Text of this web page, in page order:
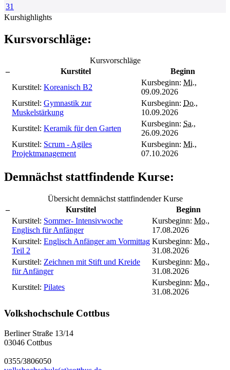
31
Kurshighlights
Kursvorschläge:
Kursvorschläge
–
Kurstitel
Beginn
Kurstitel: Koreanisch B2
Kursbeginn: Mi.,
09.09.2026
Kurstitel: Gymnastik zur
Muskelstärkung
Kursbeginn: Do.,
10.09.2026
Kurstitel: Keramik für den Garten
Kursbeginn: Sa.,
26.09.2026
Kurstitel: Scrum - Agiles
Projektmanagement
Kursbeginn: Mi.,
07.10.2026
Demnächst stattfindende Kurse:
Übersicht demnächst stattfindender Kurse
–
Kurstitel
Beginn
Kurstitel: Sommer- Intensivwoche
Englisch für Anfänger
Kursbeginn: Mo.,
17.08.2026
Kurstitel: Englisch Anfänger am Vormittag
Teil 2
Kursbeginn: Mo.,
31.08.2026
Kurstitel: Zeichnen mit Stift und Kreide
für Anfänger
Kursbeginn: Mo.,
31.08.2026
Kurstitel: Pilates
Kursbeginn: Mo.,
31.08.2026
Volkshochschule Cottbus
Berliner Straße 13/14
03046 Cottbus
0355/3806050